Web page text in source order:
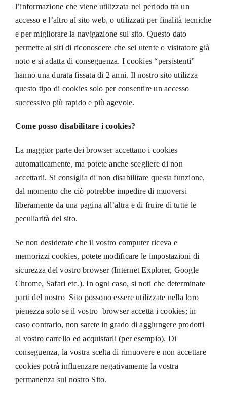
l’informazione che viene utilizzata nel periodo tra un
accesso e l’altro al sito web, o utilizzati per finalità tecniche
e per migliorare la navigazione sul sito. Questo dato
permette ai siti di riconoscere che sei utente o visitatore già
noto e si adatta di conseguenza. I cookies “persistenti”
hanno una durata fissata di 2 anni. Il nostro sito utilizza
questo tipo di cookies solo per consentire un accesso
successivo più rapido e più agevole.
Come posso disabilitare i cookies?
La maggior parte dei browser accettano i cookies
automaticamente, ma potete anche scegliere di non
accettarli. Si consiglia di non disabilitare questa funzione,
dal momento che ciò potrebbe impedire di muoversi
liberamente da una pagina all’altra e di fruire di tutte le
peculiarità del sito.
Se non desiderate che il vostro computer riceva e
memorizzi cookies, potete modificare le impostazioni di
sicurezza del vostro browser (Internet Explorer, Google
Chrome, Safari etc.). In ogni caso, si noti che determinate
parti del nostro Sito possono essere utilizzate nella loro
pienezza solo se il vostro browser accetta i cookies; in
caso contrario, non sarete in grado di aggiungere prodotti
al vostro carrello ed acquistarli (per esempio). Di
conseguenza, la vostra scelta di rimuovere e non accettare
cookies potrà influenzare negativamente la vostra
permanenza sul nostro Sito.